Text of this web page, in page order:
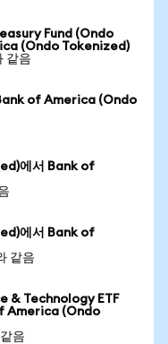
Fund (Ondo
(Ondo Tokenized)
같음
of America (Ondo
에서 Bank of
에서 Bank of
같음
& Technology ETF
America (Ondo
음